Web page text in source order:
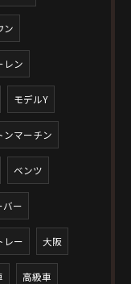
ン
レン
モデルY
ンマーチン
ベンツ
バー
レー 大阪
高級車